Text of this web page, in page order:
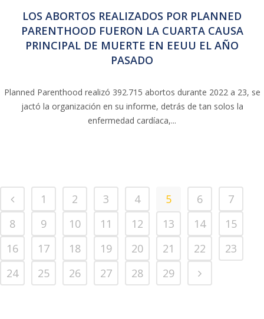
LOS ABORTOS REALIZADOS POR PLANNED
PARENTHOOD FUERON LA CUARTA CAUSA
PRINCIPAL DE MUERTE EN EEUU EL AÑO
PASADO
Planned Parenthood realizó 392.715 abortos durante 2022 a 23, se
jactó la organización en su informe, detrás de tan solos la
enfermedad cardíaca,...
1 2 3 4 5 6
7
8
9 10 11 12 13 14
15
16
17 18 19 20 21 22
23
24
25 26 27 28 29